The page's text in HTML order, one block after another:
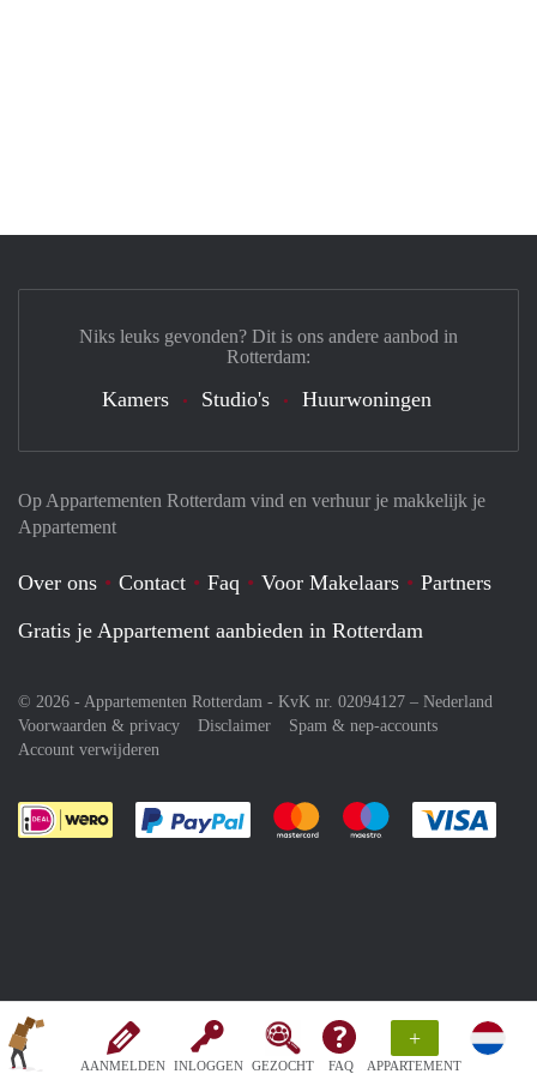
AANMELDEN INLOGGEN GEZOCHT FAQ
+
APPARTEMENT
Op Appartementen Rotterdam vind en verhuur je makkelijk je
Appartement
Over ons Contact Faq Voor Makelaars
Partners
Gratis je Appartement aanbieden in Rotterdam
© 2026 - Appartementen Rotterdam - KvK nr. 02094127 – Nederland
Voorwaarden & privacy
Disclaimer
Spam & nep-accounts
Account verwijderen
Je rekent gemakkelijk af met Paypal
Je rekent gemakkelijk af met
Je rekent
Niks leuks gevonden? Dit is ons andere aanbod in
Rotterdam:
Kamers Studio's Huurwoningen